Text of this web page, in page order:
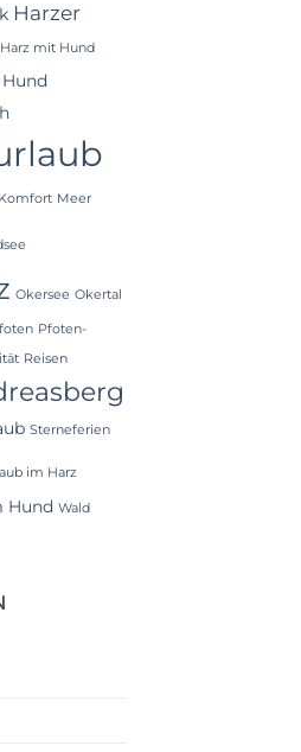
Harzer
Harz mit Hund
Hund
Komfort Meer
Okersee Okertal
Pfoten-
Reisen
Sterneferien
im Harz
Hund Wald